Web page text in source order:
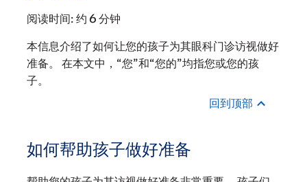
阅读时间: 约 6 分钟
本信息介绍了如何让您的孩子为其眼科门诊访视做好
准备。 在本文中，“您”和“您的”均指您或您的孩
子。
回到顶部
如何帮助孩子做好准备